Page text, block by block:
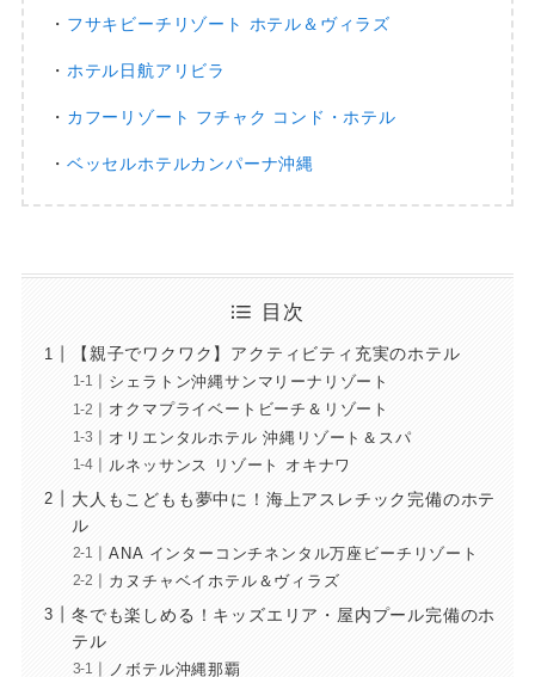
・ フサキビーチリゾート ホテル＆ヴィラズ
・ ホテル日航アリビラ
・ カフーリゾート フチャク コンド・ホテル
・ ベッセルホテルカンパーナ沖縄
目次
【親子でワクワク】アクティビティ充実のホテル
シェラトン沖縄サンマリーナリゾート
オクマプライベートビーチ＆リゾート
オリエンタルホテル 沖縄リゾート＆スパ
ルネッサンス リゾート オキナワ
大人もこどもも夢中に！海上アスレチック完備のホテ
ル
ANA インターコンチネンタル万座ビーチリゾート
カヌチャベイホテル＆ヴィラズ
冬でも楽しめる！キッズエリア・屋内プール完備のホ
テル
ノボテル沖縄那覇